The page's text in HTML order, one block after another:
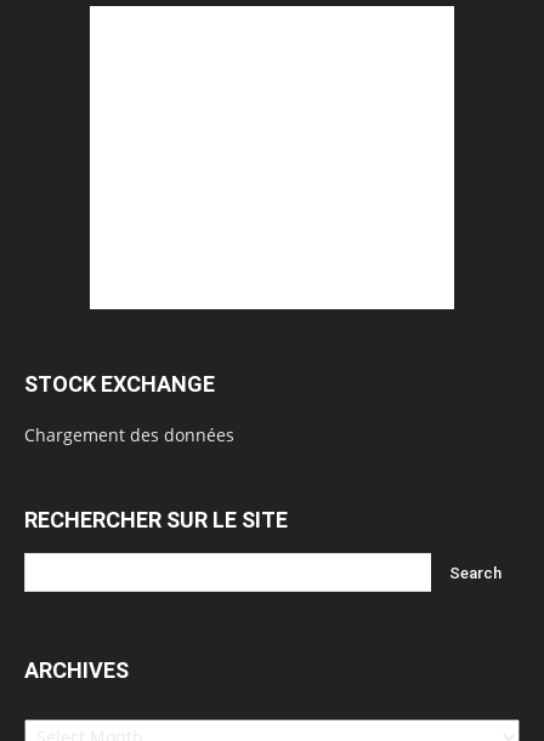
STOCK EXCHANGE
Chargement des données
RECHERCHER SUR LE SITE
ARCHIVES
Archives